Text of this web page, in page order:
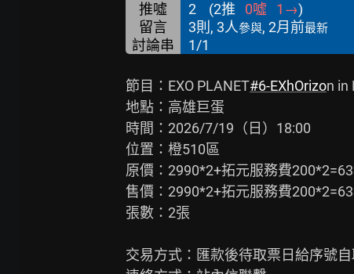
推噓 2 (2推 0噓 1 →)
留言
3則, 3人參與, 2月前最新
討論串 1/1
節目：EXO PLANET#6-EXhOrizon in
地點：高雄巨蛋
時間：2026/7/19（日）18:00
位置：橙510區
原價：2990*2+拓元服務費
售價：2990*2+拓元服務費
張數：2張
交易方式：匯款後待取票日給序號自